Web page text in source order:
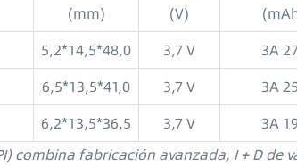
(mm)
(V)
5,2*14,5*48,0 3,7 V 3A
6,5*13,5*41,0 3,7 V 3A
6,2*13,5*36,5 3,7 V 3A
combina fabricación avanzada, I + D